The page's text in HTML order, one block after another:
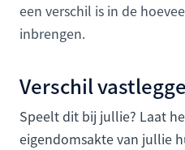
een verschil is in de
inbrengen.
Verschil
Speelt dit bij jullie? Laat
eigendomsakte van jullie